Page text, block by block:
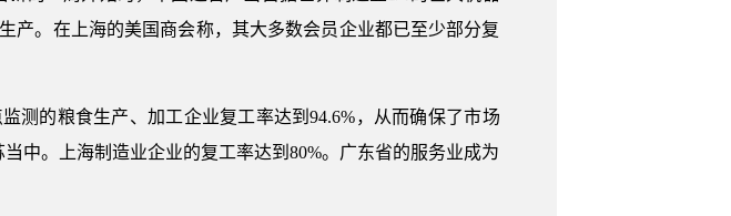
产。在上海的美国商会称，其大多数会员企业都已至少部分复
测的粮食生产、加工企业复工率达到94.6%，从而确保了市场
中。上海制造业企业的复工率达到80%。广东省的服务业成为